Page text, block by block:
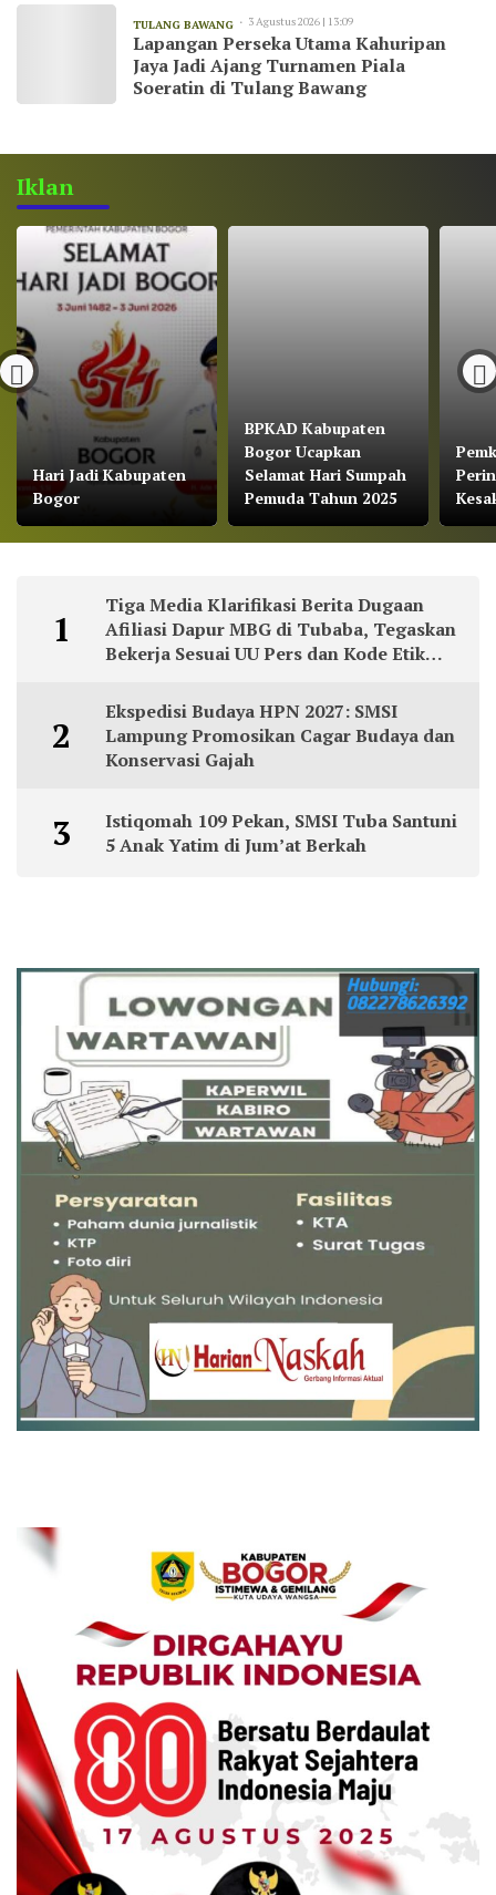
TULANG BAWANG 3 Agustus 2026 | 13:09
Lapangan Perseka Utama Kahuripan
Jaya Jadi Ajang Turnamen Piala
Soeratin di Tulang Bawang
Iklan
Hari Jadi Kabupaten
Bogor
BPKAD Kabupaten
Bogor Ucapkan
Selamat Hari Sumpah
Pemuda Tahun 2025
1
Tiga Media Klarifikasi Berita Dugaan
Afiliasi Dapur MBG di Tubaba, Tegaskan
Bekerja Sesuai UU Pers dan Kode Etik
2
Ekspedisi Budaya HPN 2027: SMSI
Lampung Promosikan Cagar Budaya dan
Konservasi Gajah
3
Istiqomah 109 Pekan, SMSI Tuba Santuni
5 Anak Yatim di Jum’at Berkah